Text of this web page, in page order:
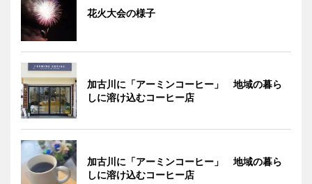
花火大会の様子
加古川に「アーミンコーヒー」 地域の暮ら
しに溶け込むコーヒー店
加古川に「アーミンコーヒー」 地域の暮ら
しに溶け込むコーヒー店